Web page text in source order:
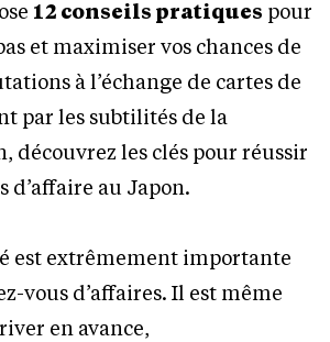
12 conseils pratiques pour
et maximiser vos chances de
à l’échange de cartes de
par les subtilités de la
découvrez les clés pour réussir
d’affaire au Japon.
est extrêmement importante
vous d’affaires. Il est même
en avance,